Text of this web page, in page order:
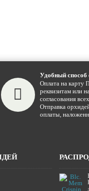
Удобный способ
Оплата на карту
реквизитам или
согласования
Отправка
оплаты,